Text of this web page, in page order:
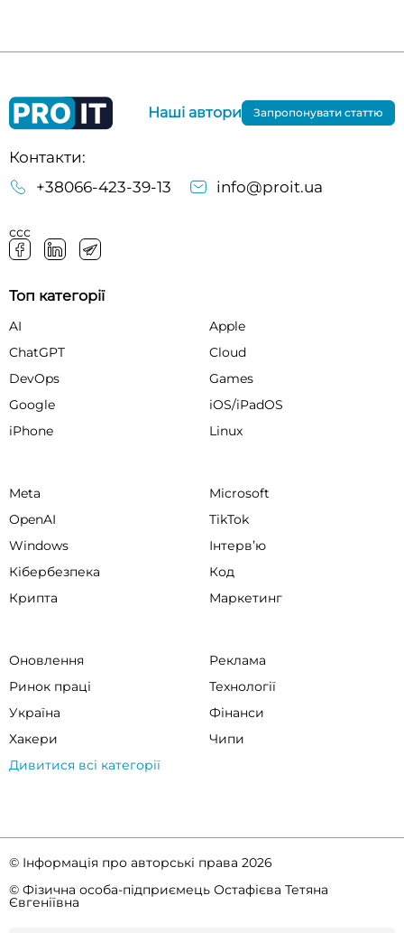
Контакти:
+38066-423-39-13
info@proit.ua
ссс
Наші автори Запропонувати статтю
Топ категорії
AI
Apple
ChatGPT
Cloud
DevOps
Games
Google
iOS/iPadOS
iPhone
Linux
Meta
Microsoft
OpenAI
TikTok
Windows
Інтервʼю
Кібербезпека
Код
Крипта
Маркетинг
Оновлення
Реклама
Ринок праці
Технології
Україна
Фінанси
Хакери
Чипи
Дивитися всі категорії
© Інформація про авторські права 2026
© Фізична особа-підприємець Остафієва Тетяна
Євгеніївна